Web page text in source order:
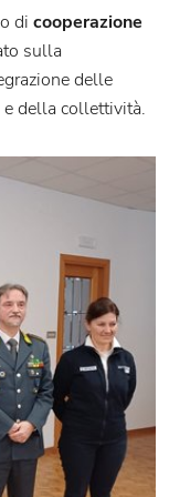
di cooperazione
sulla
delle
della collettività.